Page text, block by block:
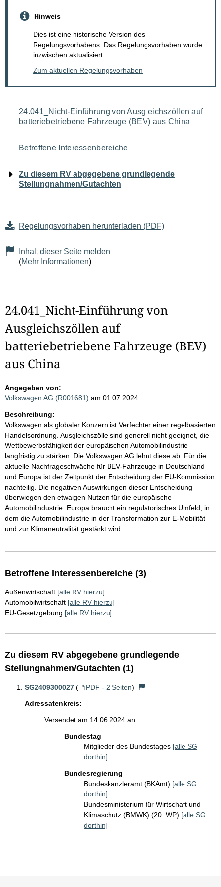
Hinweis
Dies ist eine historische Version des
Regelungsvorhabens. Das Regelungsvorhaben wurde
inzwischen aktualisiert.
Zum aktuellen Regelungsvorhaben
Navigation
für
den
Seiteninhalt
24.041_Nicht-Einführung von Ausgleichszöllen auf
batteriebetriebene Fahrzeuge (BEV) aus China
Betroffene Interessenbereiche
Zu diesem RV abgegebene grundlegende
Stellungnahmen/Gutachten
Regelungsvorhaben herunterladen (PDF)
Inhalt dieser Seite melden
(Mehr Informationen)
24.041_Nicht-Einführung von
Ausgleichszöllen auf
batteriebetriebene Fahrzeuge (BEV)
aus China
Angegeben von:
Volkswagen AG (R001681) am 01.07.2024
Beschreibung:
Volkswagen als globaler Konzern ist Verfechter einer regelbasierten
Handelsordnung. Ausgleichszölle sind generell nicht geeignet, die
Wettbewerbsfähigkeit der europäischen Automobilindustrie
langfristig zu stärken. Die Volkswagen AG lehnt diese ab. Für die
aktuelle Nachfrageschwäche für BEV-Fahrzeuge in Deutschland
und Europa ist der Zeitpunkt der Entscheidung der EU-Kommission
nachteilig. Die negativen Auswirkungen dieser Entscheidung
überwiegen den etwaigen Nutzen für die europäische
Automobilindustrie. Europa braucht ein regulatorisches Umfeld, in
dem die Automobilindustrie in der Transformation zur E-Mobilität
und zur Klimaneutralität gestärkt wird.
Betroffene Interessenbereiche (3)
Außenwirtschaft [alle RV hierzu]
Automobilwirtschaft [alle RV hierzu]
EU-Gesetzgebung [alle RV hierzu]
Zu diesem RV abgegebene grundlegende
Stellungnahmen/Gutachten (1)
SG2409300027 ( PDF - 2 Seiten)
Adressatenkreis:
Versendet am 14.06.2024 an:
Bundestag
Mitglieder des Bundestages [alle SG
dorthin]
Bundesregierung
Bundeskanzleramt (BKAmt) [alle SG
dorthin]
Bundesministerium für Wirtschaft und
Klimaschutz (BMWK) (20. WP) [alle SG
dorthin]